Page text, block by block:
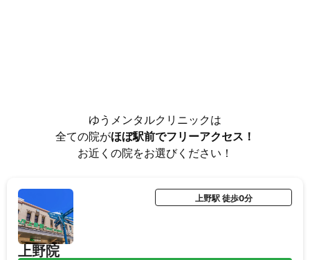
ゆうメンタルクリニックは
全ての院がほぼ駅前でフリーアクセス！
お近くの院をお選びください！
上野院
上野駅 徒歩0分